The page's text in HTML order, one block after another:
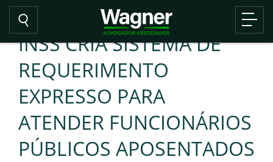
INSS CRIA SISTEMA DE
REQUERIMENTO
EXPRESSO PARA
ATENDER FUNCIONÁRIOS
PÚBLICOS APOSENTADOS